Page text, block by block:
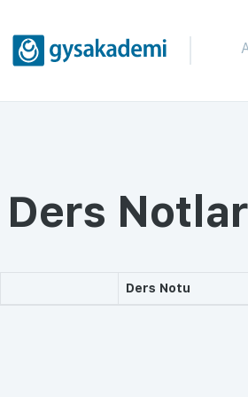
Ders
Ders Notu